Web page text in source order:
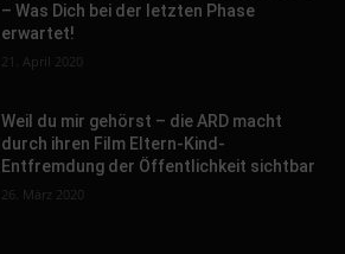
– Was Dich bei der letzten Phase
erwartet!
21. April 2020
Weil du mir gehörst – die ARD macht
durch ihren Film Eltern-Kind-
Entfremdung der Öffentlichkeit sichtbar
26. März 2020